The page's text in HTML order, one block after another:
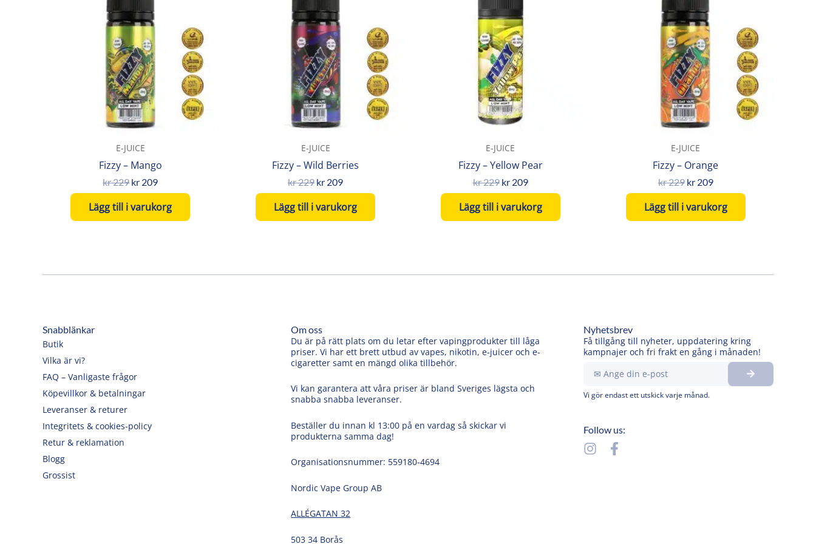
E-JUICE
Fizzy – Mango
kr229
kr 229.
kr 209
Lägg till i varukorg
E-JUICE
Fizzy – Wild Berries
kr229
kr 229.
kr 209
Lägg till i varukorg
E-JUICE
Fizzy – Yellow Pear
kr229
kr 229.
kr209
Lägg till i varukorg
E-JUICE
Fizzy – Orange
kr229
kr 229.
kr209
Lägg till i varukorg
Snabblänkar
Butik
Vilka är vi?
FAQ – Vanligaste frågor
Köpevillkor & betalningar
Leveranser & returer
Integritets & cookies-policy
Retur & reklamation
Blogg
Grossist
Om oss
Du är på rätt plats om du letar efter vapingprodukter till låga
priser. Vi har ett brett utbud av vapes, nikotin, e-juicer och e-
cigaretter samt en mängd olika tillbehör.
Vi kan garantera att våra priser är bland Sveriges lägsta och
snabba snabba leveranser.
Beställer du innan kl 13:00 på en vardag så skickar vi
produkterna samma dag!
Organisationsnummer: 559180-4694
Nordic Vape Group AB
ALLÉGATAN 32
503 34 Borås
Nyhetsbrev
Få tillgång till nyheter, uppdatering kring
kampnajer och fri frakt en gång i månaden!
din
e-
post
Submit
Vi gör endast ett utskick varje månad.
Follow us:
I F
a